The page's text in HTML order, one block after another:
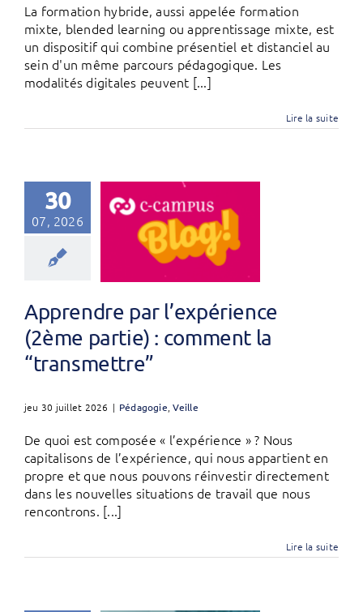
La formation hybride, aussi appelée formation
mixte, blended learning ou apprentissage mixte, est
un dispositif qui combine présentiel et distanciel au
sein d'un même parcours pédagogique. Les
modalités digitales peuvent [...]
Lire la suite
30
07, 2026
Apprendre par l’expérience
(2ème partie) : comment la
“transmettre”
jeu 30 juillet 2026 | Pédagogie ,Veille
De quoi est composée « l’expérience » ? Nous
capitalisons de l’expérience, qui nous appartient en
propre et que nous pouvons réinvestir directement
dans les nouvelles situations de travail que nous
rencontrons. [...]
Lire la suite